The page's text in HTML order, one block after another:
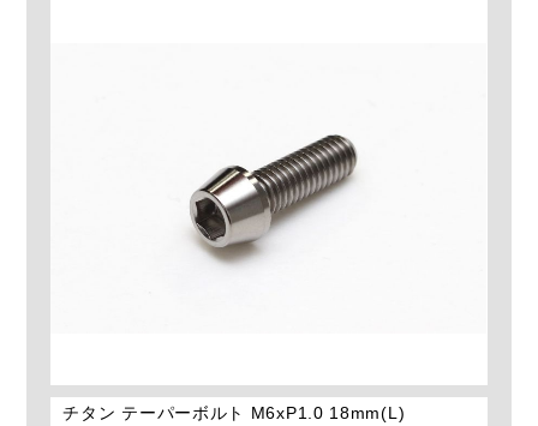
チタン テーパーボルト M6xP1.0 18mm(L)